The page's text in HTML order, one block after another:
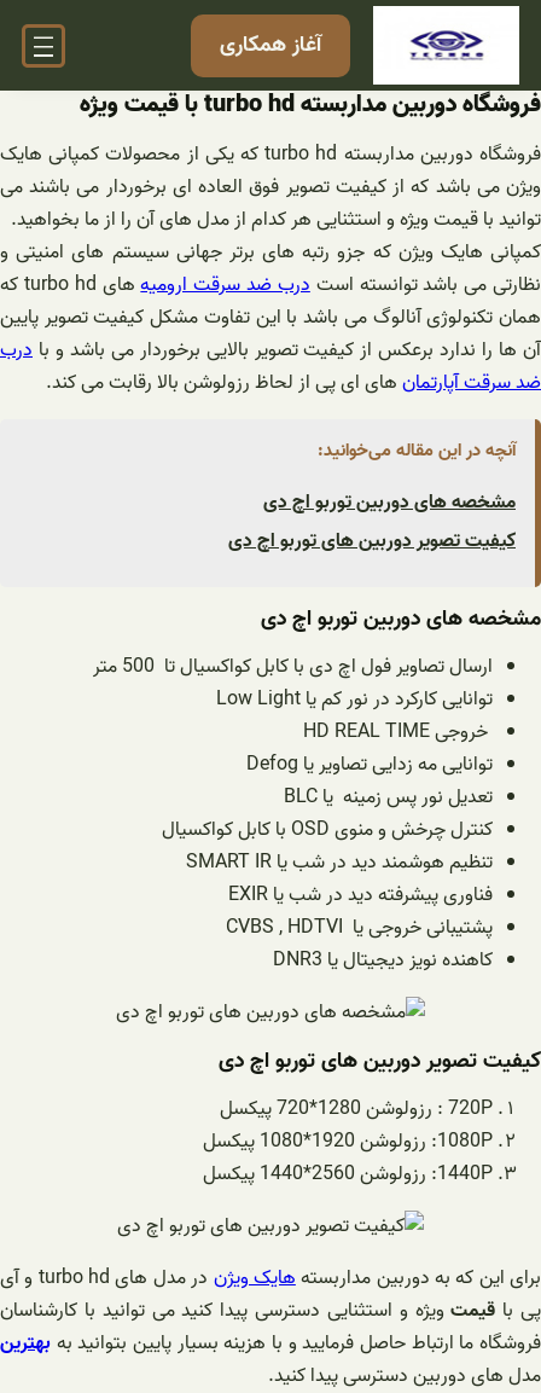
رفتن
آغاز همکاری
فروشگاه دوربین مداربسته turbo hd با قیمت ویژه
فروشگاه دوربین مداربسته turbo hd که یکی از محصولات کمپانی هایک
ویژن می باشد که از کیفیت تصویر فوق العاده ای برخوردار می باشند می
توانید با قیمت ویژه و استثنایی هر کدام از مدل های آن را از ما بخواهید.
کمپانی هایک ویژن که جزو رتبه های برتر جهانی سیستم های امنیتی و
نظارتی می باشد توانسته استدرب ضد سرقت ارومیه
های turbo hd که
همان تکنولوژی آنالوگ می باشد با این تفاوت مشکل کیفیت تصویر پایین
آن ها را ندارد برعکس از کیفیت تصویر بالایی برخوردار می باشد و با درب
ضد سرقت آپارتمانهای ای پی از لحاظ رزولوشن بالا رقابت می کند.
آنچه در این مقاله می‌خوانید:
مشخصه های دوربین توربو اچ دی
کیفیت تصویر دوربین های توربو اچ دی
مشخصه های دوربین توربو اچ دی
ارسال تصاویرفول اچ دیبا کابل کواکسیال تا 500 متر
توانایی کارکرد در نور کم یاLow Light
خروجی HD REAL TIME
توانایی مه زدایی تصاویر یا Defog
تعدیل نور پس زمینه یاBLC
کنترلچرخشو منویOSD با کابل کواکسیال
تنظیم هوشمند دید در شب یاSMART IR
فناوری پیشرفته دید در شب یاEXIR
پشتیبانی خروجی یا CVBS , HDTVI
کاهنده نویز دیجیتال یا DNR3
کیفیت تصویر دوربین های توربو اچ دی
720P : رزولوشن 1280*720 پیکسل
1080P: رزولوشن 1920*1080 پیکسل
1440P: رزولوشن 2560*1440 پیکسل
برای این که به دوربین مداربستههایک ویژن
در مدل های turbo hd و آی
پی با قیمتویژه و استثنایی دسترسی پیدا کنید می توانید با کارشناسان
فروشگاه ما ارتباط حاصل فرمایید و با هزینه بسیار پایین بتوانید بهبهترین
مدل های دوربین دسترسی پیدا کنید.